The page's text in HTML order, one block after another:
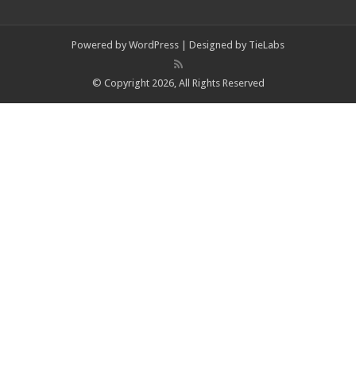
Powered by WordPress | Designed by TieLabs
© Copyright 2026, All Rights Reserved